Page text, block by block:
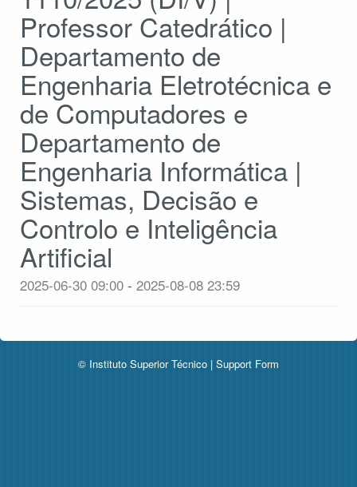
Professor Catedrático |
Departamento de
Engenharia Eletrotécnica e
de Computadores e
Departamento de
Engenharia Informática |
Sistemas, Decisão e
Controlo e Inteligência
Artificial
2025-06-30 09:00 - 2025-08-08 23:59
© Instituto Superior Técnico | Support Form